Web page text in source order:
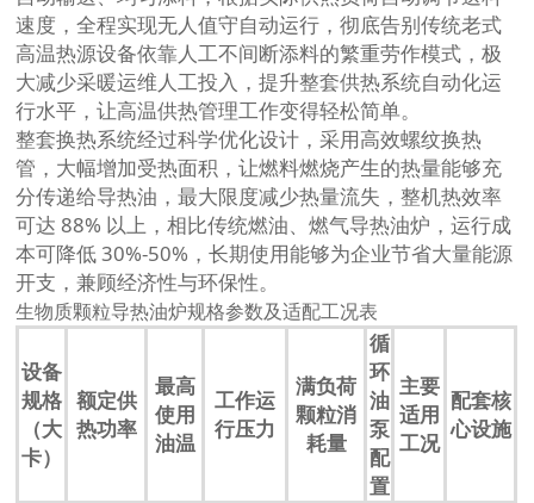
速度，全程实现无人值守自动运行，彻底告别传统老式
高温热源设备依靠人工不间断添料的繁重劳作模式，极
大减少采暖运维人工投入，提升整套供热系统自动化运
行水平，让高温供热管理工作变得轻松简单。
整套换热系统经过科学优化设计，采用高效螺纹换热
管，大幅增加受热面积，让燃料燃烧产生的热量能够充
分传递给导热油，最大限度减少热量流失，整机热效率
可达 88% 以上，相比传统燃油、燃气导热油炉，运行成
本可降低 30%-50%，长期使用能够为企业节省大量能源
开支，兼顾经济性与环保性。
生物质颗粒导热油炉规格参数及适配工况表
设备
规格
（大
卡）
额定供
热功率
最高
使用
油温
工作运
行压力
满负荷
颗粒消
耗量
循
环
油
泵
配
置
主要
适用
工况
配套核
心设施